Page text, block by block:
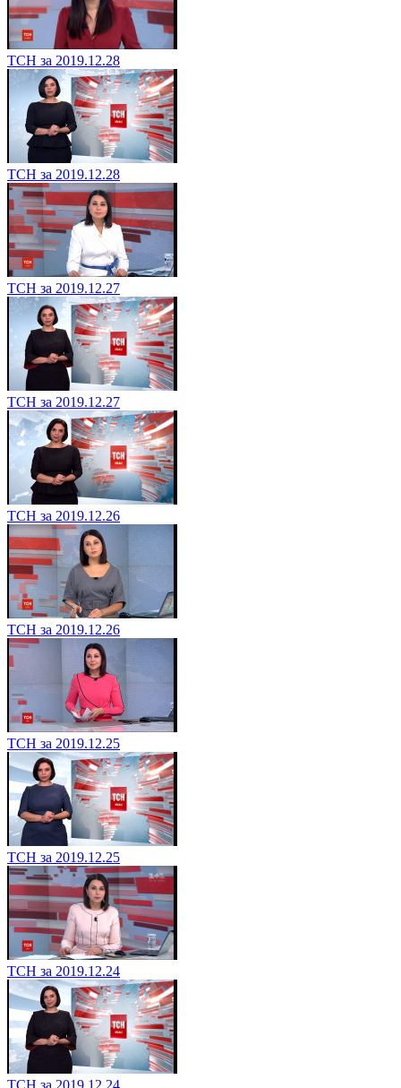
ТСН за 2019.12.28
ТСН за 2019.12.28
ТСН за 2019.12.27
ТСН за 2019.12.27
ТСН за 2019.12.26
ТСН за 2019.12.26
ТСН за 2019.12.25
ТСН за 2019.12.25
ТСН за 2019.12.24
ТСН за 2019.12.24